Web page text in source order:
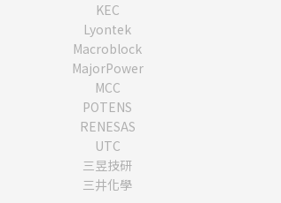
KEC
Lyontek
Macroblock
MajorPower
MCC
POTENS
RENESAS
UTC
三昱技研
三井化學